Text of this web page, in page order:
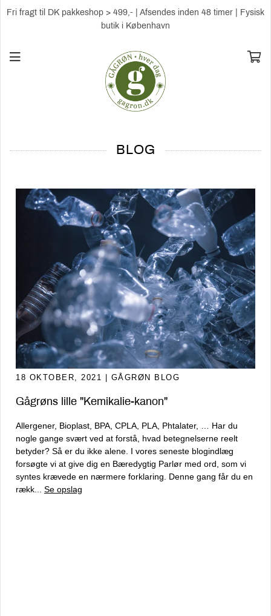
Fri fragt til DK pakkeshop > 499,- | Afsendes inden 48 timer | Fysisk
butik i København
BLOG
18 OKTOBER, 2021 | GÅGRØN BLOG
Gågrøns lille "Kemikalie-kanon"
Allergener, Bioplast, BPA, CPLA, PLA, Phtalater, … Har du
nogle gange svært ved at forstå, hvad betegnelserne reelt
betyder? Så er du ikke alene. I vores seneste blogindlæg
forsøgte vi at give dig en Bæredygtig Parlør med ord, som vi
syntes krævede en nærmere forklaring. Denne gang får du en
rækk... Se opslag